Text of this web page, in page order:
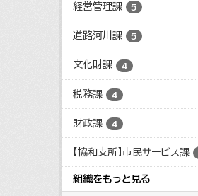
経営管理課 5
道路河川課 5
文化財課 4
税務課 4
財政課 4
【協和支所】市民サービス課
組織をもっと見る